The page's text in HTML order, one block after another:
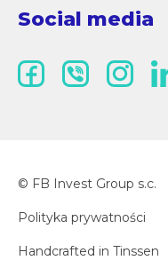
Social media
© FB Invest Group s.c.
Polityka prywatności
Handcrafted in Tinssen